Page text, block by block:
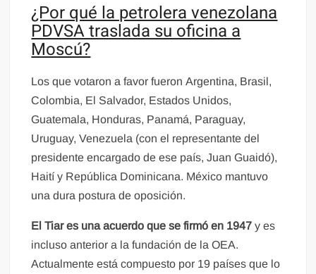
¿Por qué la petrolera venezolana
PDVSA traslada su oficina a
Moscú?
Los que votaron a favor fueron Argentina, Brasil,
Colombia, El Salvador, Estados Unidos,
Guatemala, Honduras, Panamá, Paraguay,
Uruguay, Venezuela (con el representante del
presidente encargado de ese país, Juan Guaidó),
Haití y República Dominicana. México mantuvo
una dura postura de oposición.
El Tiar es una acuerdo que se firmó en 1947 y es
incluso anterior a la fundación de la OEA.
Actualmente está compuesto por 19 países que lo